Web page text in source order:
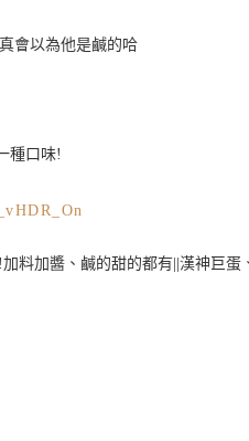
會以為他是鹹的哈
種口味!